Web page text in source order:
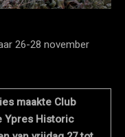
26-28 november
maakte Club
Ypres Historic